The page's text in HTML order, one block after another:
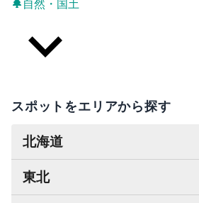
自然・国土
スポットをエリアから探す
北海道
東北